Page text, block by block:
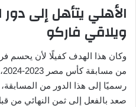
ويلاقي فاركو
رسميًا إلى هذا الدور من
صعد بالفعل إلى ثمن النهائي من